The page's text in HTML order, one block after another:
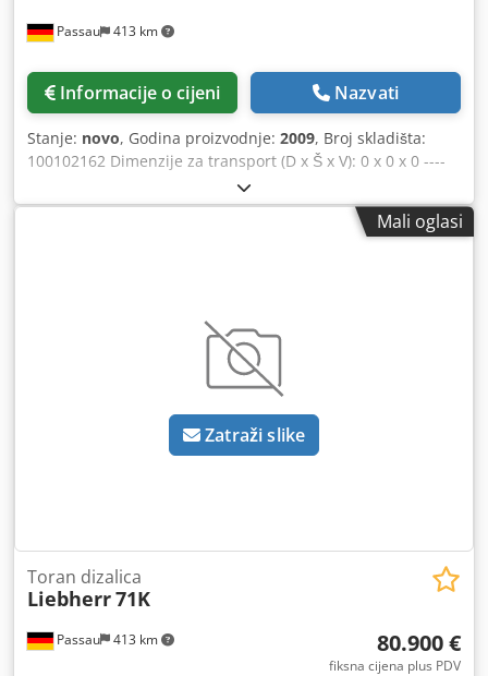
Passau 413 km
Informacije o cijeni Nazvati
Stanje: novo, Godina proizvodnje: 2009, Broj skladišta:
100102162 Dimenzije za transport (D x Š x V): 0 x 0 x 0 ----
Donji dio s kolosijekom od 6 m, uključujući središnji
protuuter Toranj za visinu kukova od 30 m Domet 65 m,
uključujući protuuter Toranjski sustav 256HC Kabina Radio
Mali oglasi
Zatraži slike
Passau 413 km
Toran dizalica
Liebherr71K
80.900 €
fiksna cijena plus PDV